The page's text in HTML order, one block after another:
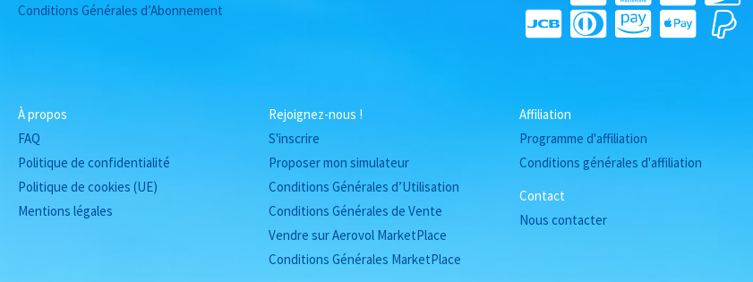
Conditions Générales d’Abonnement
À propos
FAQ
Politique de confidentialité
Politique de cookies (UE)
Mentions légales
Rejoignez-nous !
S'inscrire
Proposer mon simulateur
Conditions Générales d’Utilisation
Conditions Générales de Vente
Vendre sur Aerovol MarketPlace
Conditions Générales MarketPlace
Affiliation
Programme d'affiliation
Conditions générales d'affiliation
Contact
Nous contacter